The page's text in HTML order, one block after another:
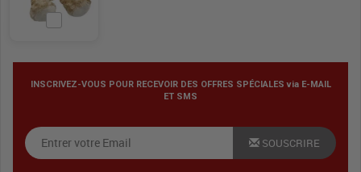
INSCRIVEZ-VOUS POUR RECEVOIR DES OFFRES SPÉCIALES via E-MAIL
ET SMS
SOUSCRIRE